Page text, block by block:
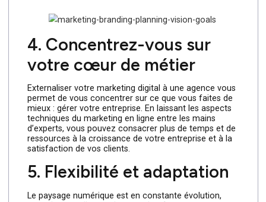
avec une agence, votre entreprise bénéficie de l’accès
à ces ressources sans avoir à supporter les coûts
associés à leur acquisition et leur maintenance.
4. Concentrez-vous sur
votre cœur de métier
Externaliser votre marketing digital à une agence vous